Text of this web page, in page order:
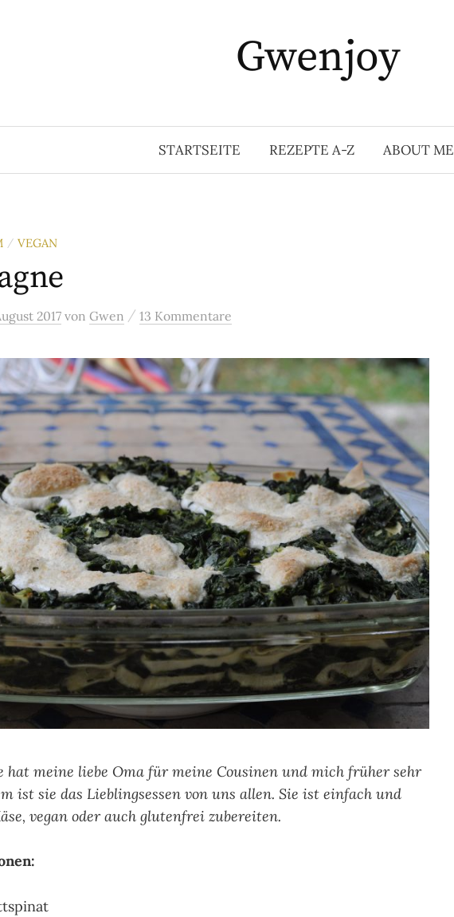
Gwenjoy
STARTSEITE REZEPTE A-Z ABOUT ME
/ VEGAN
2017 von Gwen / 13 Kommentare
hat meine liebe Oma für meine Cousinen und mich früher sehr
ist sie das Lieblingsessen von uns allen. Sie ist einfach und
vegan oder auch glutenfrei zubereiten.